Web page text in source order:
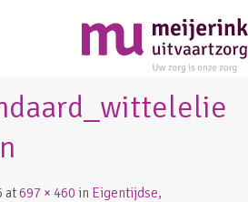
at697 × 460 in Eigentijdse,